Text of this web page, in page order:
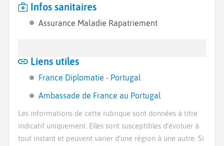
Infos sanitaires
Assurance Maladie Rapatriement
Liens utiles
France Diplomatie - Portugal
Ambassade de France au Portugal
Les informations de cette rubrique sont données à titre
indicatif uniquement. Elles sont susceptibles d’évoluer à
tout instant et peuvent varier d’une région à une autre. Si